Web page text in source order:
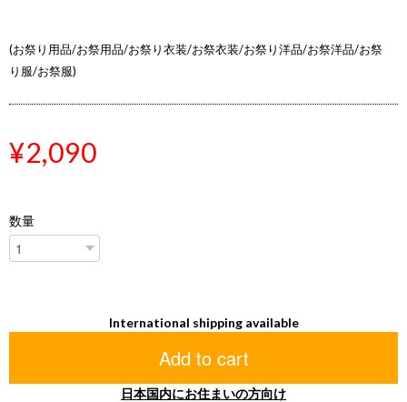
(お祭り用品/お祭用品/お祭り衣装/お祭衣装/お祭り洋品/お祭洋品/お祭
り服/お祭服)
¥2,090
数量
International shipping available
Add to cart
日本国内にお住まいの方向け